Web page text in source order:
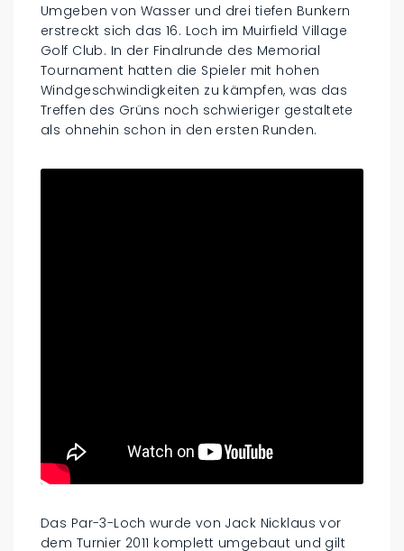
Umgeben von Wasser und drei tiefen Bunkern
erstreckt sich das 16. Loch im Muirfield Village
Golf Club. In der Finalrunde des Memorial
Tournament hatten die Spieler mit hohen
Windgeschwindigkeiten zu kämpfen, was das
Treffen des Grüns noch schwieriger gestaltete
als ohnehin schon in den ersten Runden.
Das Par-3-Loch wurde von Jack Nicklaus vor
dem Turnier 2011 komplett umgebaut und gilt